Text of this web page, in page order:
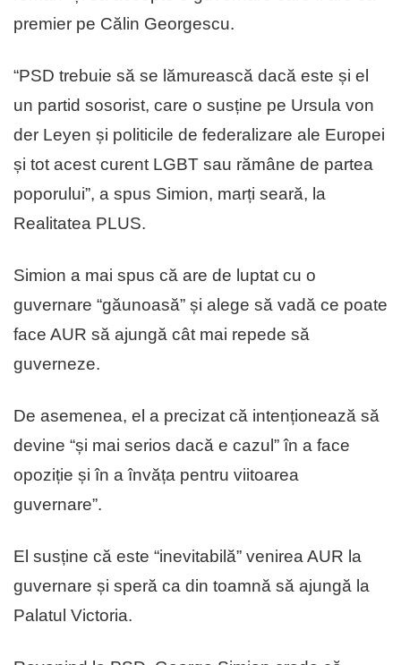
premier pe Călin Georgescu.
“PSD trebuie să se lămurească dacă este și el
un partid sosorist, care o susține pe Ursula von
der Leyen și politicile de federalizare ale Europei
și tot acest curent LGBT sau rămâne de partea
poporului”, a spus Simion, marți seară, la
Realitatea PLUS.
Simion a mai spus că are de luptat cu o
guvernare “găunoasă” și alege să vadă ce poate
face AUR să ajungă cât mai repede să
guverneze.
De asemenea, el a precizat că intenționează să
devine “și mai serios dacă e cazul” în a face
opoziție și în a învăța pentru viitoarea
guvernare”.
El susține că este “inevitabilă” venirea AUR la
guvernare și speră ca din toamnă să ajungă la
Palatul Victoria.